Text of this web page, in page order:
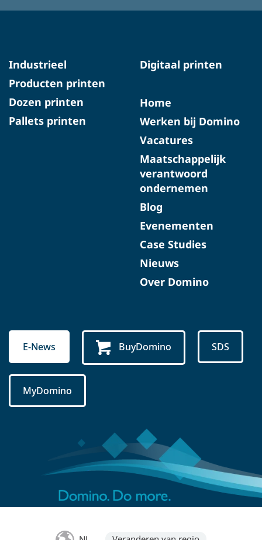
Industrieel
Producten printen
Dozen printen
Pallets printen
Digitaal printen
Home
Werken bij Domino
Vacatures
Maatschappelijk
verantwoord
ondernemen
Blog
Evenementen
Case Studies
Nieuws
Over Domino
E-News BuyDomino SDS
MyDomino